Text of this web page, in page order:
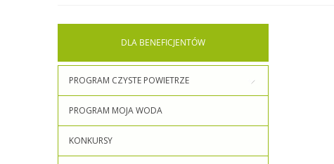
DLABENEFICJENTÓW
PROGRAM CZYSTE POWIETRZE
PROGRAM MOJA WODA
KONKURSY